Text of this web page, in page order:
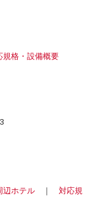
規格・設備概要
辺ホテル ｜ 対応規